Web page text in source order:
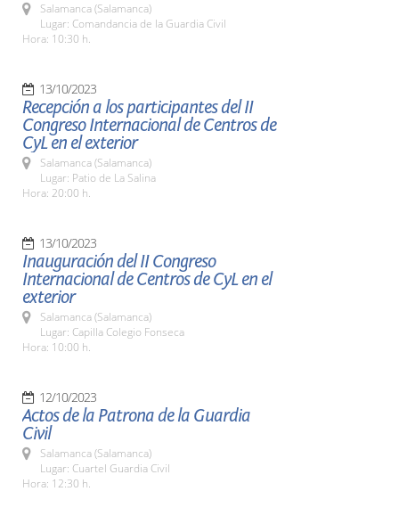
Salamanca (Salamanca)
Lugar: Comandancia de la Guardia Civil
Hora: 10:30 h.
13/10/2023
Recepción a los participantes del II
Congreso Internacional de Centros de
CyL en el exterior
Salamanca (Salamanca)
Lugar: Patio de La Salina
Hora: 20:00 h.
13/10/2023
Inauguración del II Congreso
Internacional de Centros de CyL en el
exterior
Salamanca (Salamanca)
Lugar: Capilla Colegio Fonseca
Hora: 10:00 h.
12/10/2023
Actos de la Patrona de la Guardia
Civil
Salamanca (Salamanca)
Lugar: Cuartel Guardia Civil
Hora: 12:30 h.